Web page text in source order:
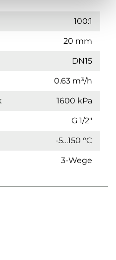
100:1
20 mm
DN15
0.63 m³/h
1600 kPa
G 1/2"
-5…150 °C
3-Wege